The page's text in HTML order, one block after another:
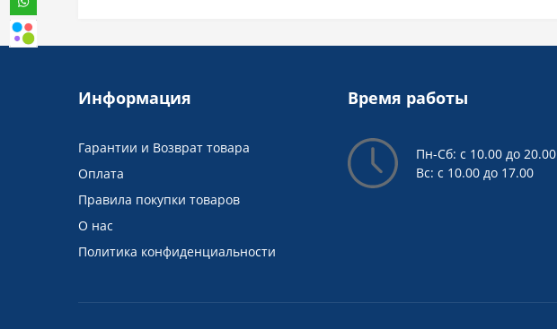
Информация
Гарантии и Возврат товара
Оплата
Правила покупки товаров
О нас
Политика конфиденциальности
Время работы
Пн-Сб: с 10.00 до 20.00
Вс: с 10.00 до 17.00